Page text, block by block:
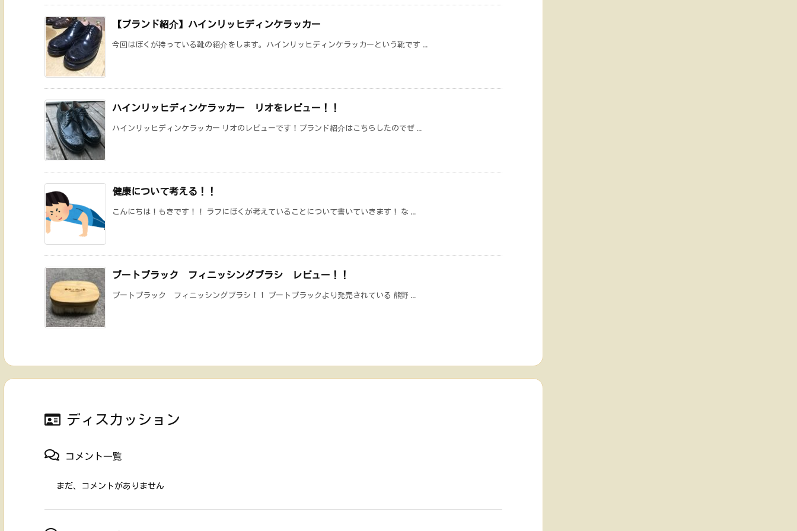
【ブランド紹介】ハインリッヒディンケラッカー
今回はぼくが持っている靴の紹介をします。ハインリッヒディンケラッカーという靴です ...
ハインリッヒディンケラッカー リオをレビュー！！
ハインリッヒディンケラッカー リオのレビューです！ブランド紹介はこちらしたのでぜ ...
健康について考える！！
こんにちは！もきです！！ ラフにぼくが考えていることについて書いていきます！ な ...
ブートブラック フィニッシングブラシ レビュー！！
ブートブラック フィニッシングブラシ！！ ブートブラックより発売されている 熊野 ...
ディスカッション
コメント一覧
まだ、コメントがありません